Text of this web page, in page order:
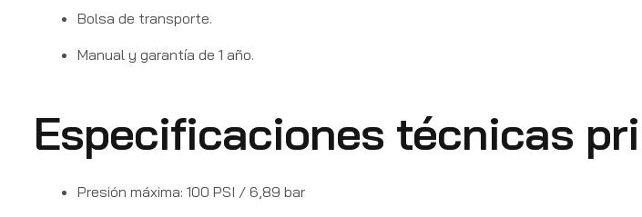
Bolsa de transporte.
Manual y garantía de 1 año.
Especificaciones técnicas
Presión máxima: 100 PSI / 6,89 bar